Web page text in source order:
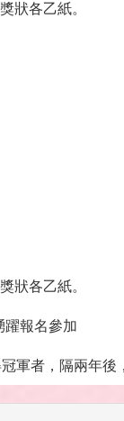
狀各乙紙。
狀各乙紙。
報名參加
軍者，隔兩年後